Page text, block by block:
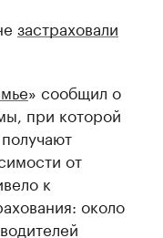
застраховали
» сообщил о
при которой
от
к
около